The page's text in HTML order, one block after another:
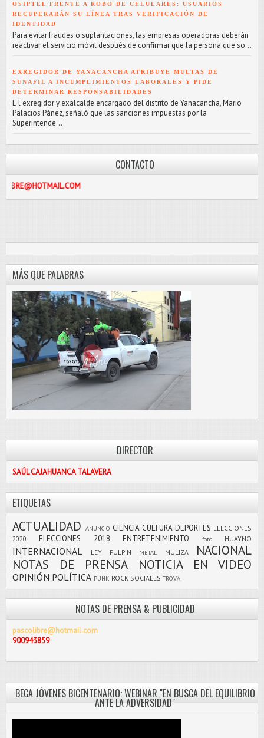
OSIPTEL FRENTE A ROBO DE CELULARES: USUARIOS
RECUPERARÁN SU LÍNEA TRAS VERIFICACIÓN DE
IDENTIDAD
Para evitar fraudes o suplantaciones, las empresas operadoras deberán
reactivar el servicio móvil después de confirmar que la persona que so...
EXREGIDOR DE YANACANCHA ATRIBUYE MULTAS DE
SUNAFIL A INCUMPLIMIENTOS LABORALES Y PIDE
DETERMINAR RESPONSABILIDADES
E l exregidor y exalcalde encargado del distrito de Yanacancha, Mario
Palacios Pánez, señaló que las sanciones impuestas por la
Superintende...
CONTACTO
MÁS QUE PALABRAS
DIRECTOR
SAÚL CAJAHUANCA TALAVERA
ETIQUETAS
ACTUALIDAD ANUNCIO CIENCIA CULTURA DEPORTES ELECCIONES
2020
ELECCIONES 2018 ENTRETENIMIENTO foto HUAYNO
INTERNACIONAL LEY PULPÍN METAL MULIZA
NACIONAL
NOTAS DE PRENSA
NOTICIA EN VIDEO
OPINIÓN POLÍTICA PUNK ROCK SOCIALES TROVA
NOTAS DE PRENSA & PUBLICIDAD
pascolibre@hotmail.com
900943859
BECA JÓVENES BICENTENARIO: WEBINAR "EN BUSCA DEL EQUILIBRIO
ANTE LA ADVERSIDAD"